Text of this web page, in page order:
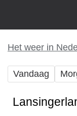
Het weer in
Vandaag